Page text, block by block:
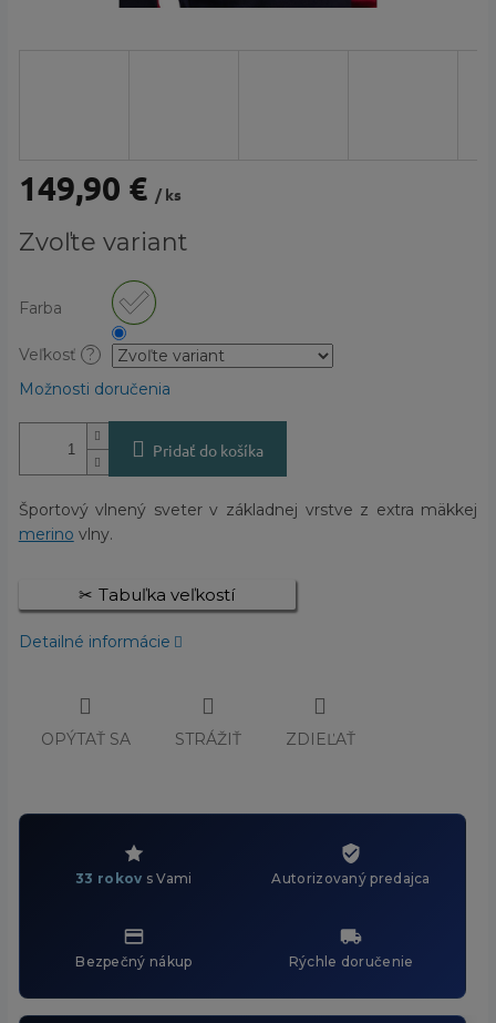
149,90 € / ks
cena:
Zvoľte variant
Farba
Veľkosť ?
Možnosti doručenia
Pridať do košíka
Športový vlnený sveter v základnej vrstve z extra mäkkej
merino vlny.
Tabuľka veľkostí
Detailné informácie
OPÝTAŤ SA STRÁŽIŤ ZDIEĽAŤ
33 rokov s Vami Autorizovaný predajca
Bezpečný nákup Rýchle doručenie